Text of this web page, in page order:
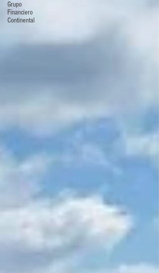
Grupo
Financiero
Continental